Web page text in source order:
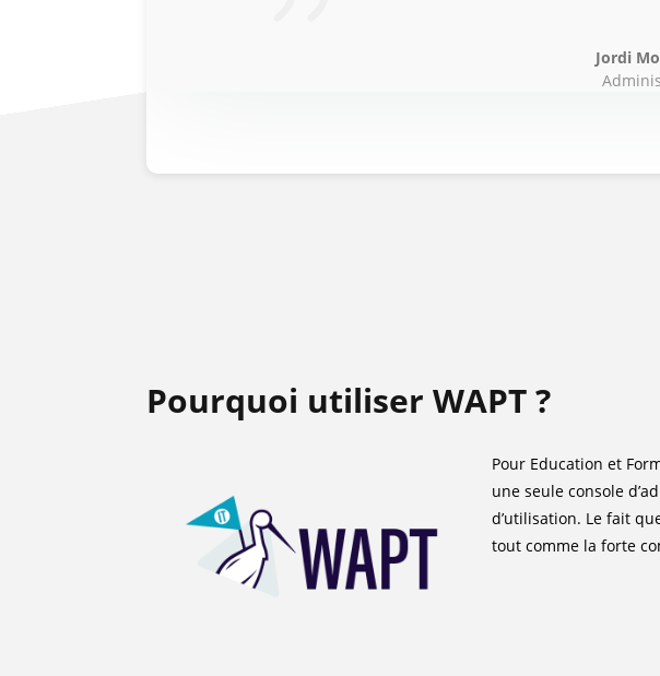
Jordi
Pourquoi utiliser WAPT ?
Pour Education et
une seule console
d’utilisation. Le fait
tout comme la forte